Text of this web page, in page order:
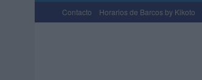
Contacto Horarios de Barcos by Kikoto